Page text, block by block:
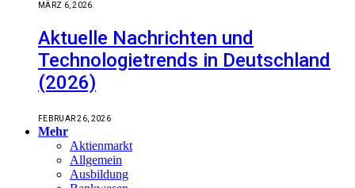
MÄRZ 6, 2026
Aktuelle Nachrichten und
Technologietrends in Deutschland
(2026)
FEBRUAR 26, 2026
Mehr
Aktienmarkt
Allgemein
Ausbildung